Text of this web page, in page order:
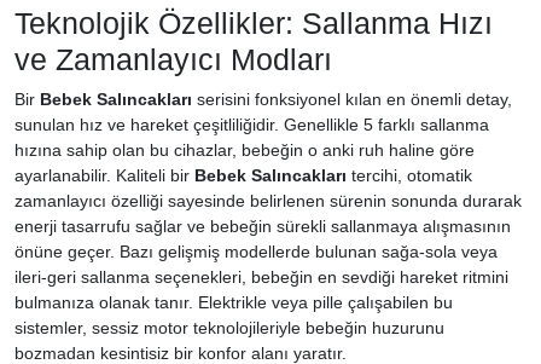
Teknolojik Özellikler: Sallanma Hızı
ve Zamanlayıcı Modları
Bir Bebek Salıncakları serisini fonksiyonel kılan en önemli detay,
sunulan hız ve hareket çeşitliliğidir. Genellikle 5 farklı sallanma
hızına sahip olan bu cihazlar, bebeğin o anki ruh haline göre
ayarlanabilir. Kaliteli bir Bebek Salıncakları tercihi, otomatik
zamanlayıcı özelliği sayesinde belirlenen sürenin sonunda durarak
enerji tasarrufu sağlar ve bebeğin sürekli sallanmaya alışmasının
önüne geçer. Bazı gelişmiş modellerde bulunan sağa-sola veya
ileri-geri sallanma seçenekleri, bebeğin en sevdiği hareket ritmini
bulmanıza olanak tanır. Elektrikle veya pille çalışabilen bu
sistemler, sessiz motor teknolojileriyle bebeğin huzurunu
bozmadan kesintisiz bir konfor alanı yaratır.